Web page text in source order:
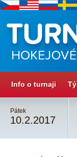
Info o turnaji
Pátek
10.2.2017